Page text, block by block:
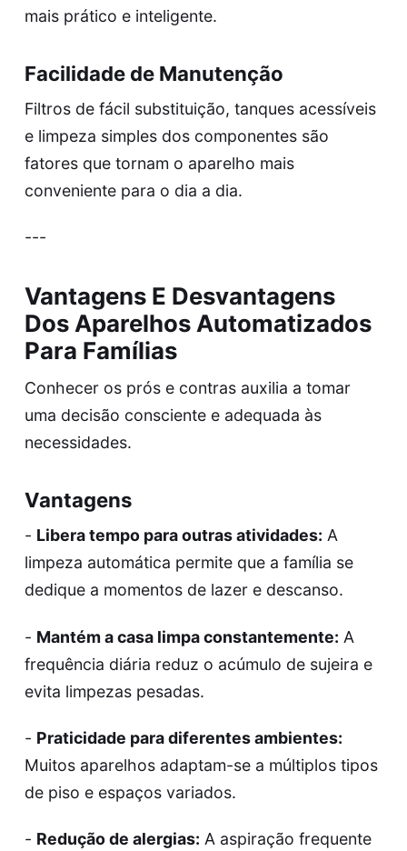
mais prático e inteligente.
Facilidade de Manutenção
Filtros de fácil substituição, tanques acessíveis
e limpeza simples dos componentes são
fatores que tornam o aparelho mais
conveniente para o dia a dia.
---
Vantagens E Desvantagens
Dos Aparelhos Automatizados
Para Famílias
Conhecer os prós e contras auxilia a tomar
uma decisão consciente e adequada às
necessidades.
Vantagens
- Libera tempo para outras atividades: A
limpeza automática permite que a família se
dedique a momentos de lazer e descanso.
- Mantém a casa limpa constantemente: A
frequência diária reduz o acúmulo de sujeira e
evita limpezas pesadas.
- Praticidade para diferentes ambientes:
Muitos aparelhos adaptam-se a múltiplos tipos
de piso e espaços variados.
- Redução de alergias: A aspiração frequente